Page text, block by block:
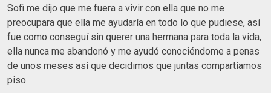
Sofi me dijo que me fuera a vivir con ella que no me
preocupara que ella me ayudaría en todo lo que pudiese, así
fue como conseguí sin querer una hermana para toda la vida,
ella nunca me abandonó y me ayudó conociéndome a penas
de unos meses así que decidimos que juntas compartíamos
piso.